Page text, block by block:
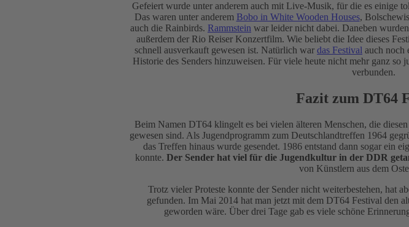
Gefeiert wurde unter anderem auch mit Live-Musik, für die es einige
Das waren unter anderem Bobo in White Wooden Houses,
auch die Rainbirds. Rammstein war leider nicht dabei. Daneben
außerdem der Rio Reiser Konzertfilm. Wie beliebt die Idee dieses
schnell ausverkauft gewesen ist. Natürlich war das Festival auch noch
Historie des Senders hinzuweisen. Für viele heute nicht mehr ganz
verbunden.
Fazit zum DT64
Beim Namen DT64 klingelt es bei vielen älteren Menschen, die
gewesen sind. Als Jugendprogramm zum Deutschlandtreffen 1964
das Treffen hinaus wurde gesendet. 1986 entstand dann sogar ein
konnte. Der Sender hat viel für die Jugendkultur in der DDR
von Künstlern aus dem
Trotz vieler Proteste konnte der Sender nicht weiterbestehen, hat
gefunden. Im Mai 2014 hat man jetzt mit dem DT64 Festival den
geworden wäre. Über drei Tage gab es viele schöne